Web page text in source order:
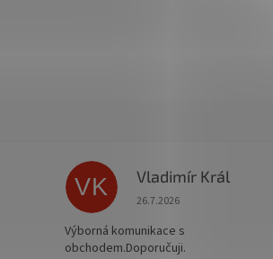
z 5 hvězdiček.VK Vladimír Král
Hodnocení obchodu je 5
26.7.2026
Výborná komunikace s
obchodem.Doporučuji.